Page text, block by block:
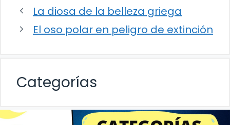
La diosa de la belleza griega
El oso polar en peligro de extinción
Categorías